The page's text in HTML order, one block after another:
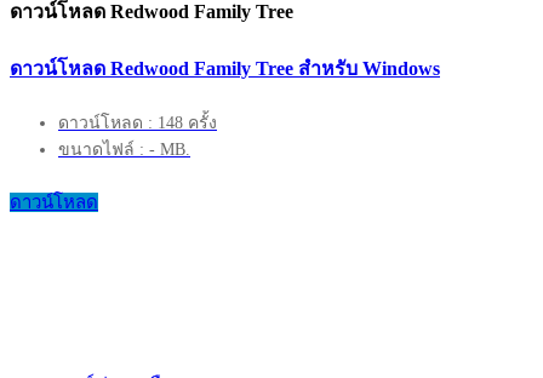
ดาวน์โหลด Redwood Family Tree
ดาวน์โหลด Redwood Family Tree สำหรับ Windows
ดาวน์โหลด : 148 ครั้ง
ขนาดไฟล์ : - MB.
ดาวน์โหลด